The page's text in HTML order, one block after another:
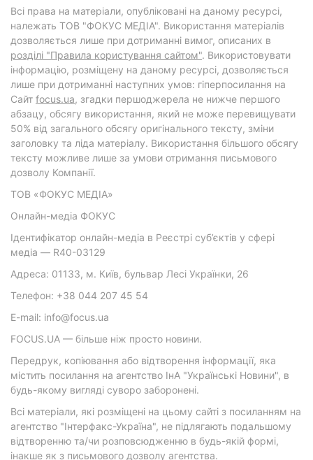
Всі права на матеріали, опубліковані на даному ресурсі,
належать ТОВ "ФОКУС МЕДІА". Використання матеріалів
дозволяється лише при дотриманні вимог, описаних в
розділі "Правила користування сайтом". Використовувати
інформацію, розміщену на даному ресурсі, дозволяється
лише при дотриманні наступних умов: гіперпосилання на
Cайт focus.ua, згадки першоджерела не нижче першого
абзацу, обсягу використання, який не може перевищувати
50% від загального обсягу оригінального тексту, зміни
заголовку та ліда матеріалу. Використання більшого обсягу
тексту можливе лише за умови отримання письмового
дозволу Компанії.
ТОВ «ФОКУС МЕДІА»
Онлайн-медіа ФОКУС
Ідентифікатор онлайн-медіа в Реєстрі суб’єктів у сфері
медіа — R40-03129
Адреса: 01133, м. Київ, бульвар Лесі Українки, 26
Телефон: +38 044 207 45 54
E-mail: info@focus.ua
FOCUS.UA — більше ніж просто новини.
Передрук, копіювання або відтворення інформації, яка
містить посилання на агентство ІнА "Українські Новини", в
будь-якому вигляді суворо заборонені.
Всі матеріали, які розміщені на цьому сайті з посиланням на
агентство "Інтерфакс-Україна", не підлягають подальшому
відтворенню та/чи розповсюдженню в будь-якій формі,
інакше як з письмового дозволу агентства.